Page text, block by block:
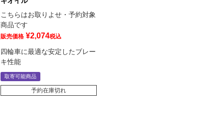
こちらはお取りよせ・予約対象
商品です
販売価格 ¥2,074税込
四輪車に最適な安定したブレー
キ性能
取寄可能商品
予約在庫切れ